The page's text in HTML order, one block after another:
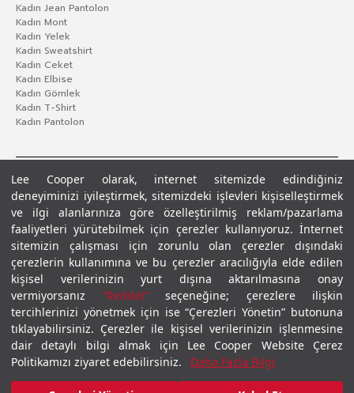
Lee Cooper olarak, internet sitemizde edindiğiniz
deneyiminizi iyileştirmek, sitemizdeki işlevleri kişiselleştirmek
ve ilgi alanlarınıza göre özelleştirilmiş reklam/pazarlama
faaliyetleri yürütebilmek için çerezler kullanıyoruz. İnternet
sitemizin çalışması için zorunlu olan çerezler dışındaki
çerezlerin kullanımına ve bu çerezler aracılığıyla elde edilen
kişisel verilerinizin yurt dışına aktarılmasına onay
vermiyorsanız “Reddet”seçeneğine; çerezlere ilişkin
tercihlerinizi yönetmek için ise “Çerezleri Yönetin” butonuna
tıklayabilirsiniz. Çerezler ile kişisel verilerinizin işlenmesine
dair detaylı bilgi almak için Lee Cooper Website Çerez
Politikamızı ziyaret edebilirsiniz.
Daha Fazla Bilgi
Kadın Jean Pantolon
Kadın Mont
Kadın Yelek
Kadın Sweatshirt
Kadın Ceket
Kadın Elbise
Kadın Gömlek
Kadın T-Shirt
Kadın Pantolon
Gizlilik PolitikasıÇerez Politikası KVKK Aydınlatma MetniŞartlar ve Koşullar
© 2026 Leecooper - Tüm Hakları Saklıdır.